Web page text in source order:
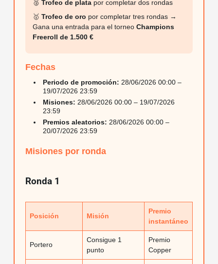
🥈 Trofeo de plata por completar dos rondas
🥇 Trofeo de oro por completar tres rondas →
Gana una entrada para el torneo Champions
Freeroll de 1.500 €
Fechas
Periodo de promoción: 28/06/2026 00:00 –
19/07/2026 23:59
Misiones: 28/06/2026 00:00 – 19/07/2026
23:59
Premios aleatorios: 28/06/2026 00:00 –
20/07/2026 23:59
Misiones por ronda
Ronda 1
Posición Misión
Premio
instantáneo
Portero
Consigue 1
punto
Premio
Copper